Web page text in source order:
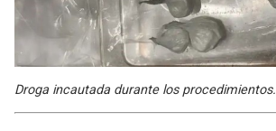
Droga incautada durante los procedimientos.